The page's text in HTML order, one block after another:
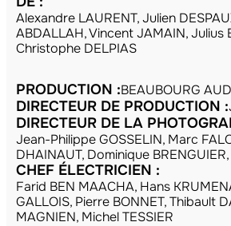
Alexandre LAURENT, Julien
ABDALLAH, Vincent JAMAIN, Julius
Christophe DELPIAS
PRODUCTION :BEAUBOURG
DIRECTEUR DE PRODUCTION :
DIRECTEUR DE LA
Jean-Philippe GOSSELIN, Marc
DHAINAUT, Dominique
CHEF ÉLECTRICIEN :
Farid BEN MAACHA, Hans
GALLOIS, Pierre BONNET, Thibault
MAGNIEN, Michel TESSIER